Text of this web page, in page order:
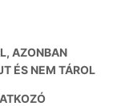
AZONBAN
ÉS NEM TÁROL